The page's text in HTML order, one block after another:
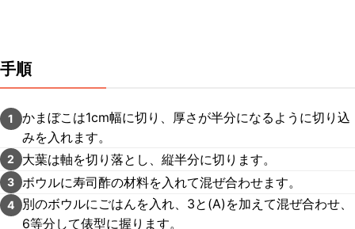
手順
1
かまぼこは1cm幅に切り、厚さが半分になるように切り込
みを入れます。
2 大葉は軸を切り落とし、縦半分に切ります。
3 ボウルに寿司酢の材料を入れて混ぜ合わせます。
4
別のボウルにごはんを入れ、3と(A)を加えて混ぜ合わせ、
6等分して俵型に握ります。